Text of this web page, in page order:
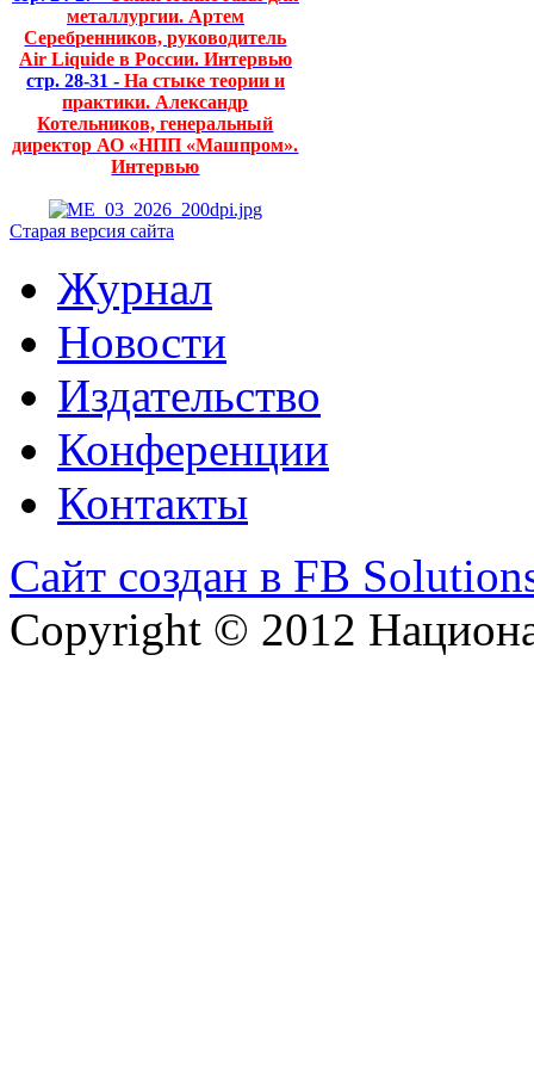
металлургии. Артем
Серебренников, руководитель
Air Liquide в России. Интервью
стр. 28-31 - На стыке теории и
практики. Александр
Котельников, генеральный
директор АО «НПП «Машпром».
Интервью
Старая версия сайта
Журнал
Новости
Издательство
Конференции
Контакты
Сайт создан в FB
Copyright © 2012